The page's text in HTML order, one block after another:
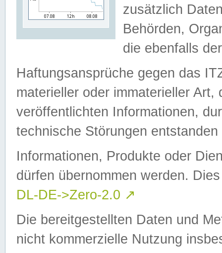
zusätzlich
Behörden,
die ebenfalls
Haftungsansprüche gegen das
materieller oder immaterieller
veröffentlichten Informationen,
technische Störungen
Informationen, Produkte oder
dürfen übernommen werden.
DL-DE->Zero-2.0 ↗
Die bereitgestellten Daten und
nicht kommerzielle Nutzung